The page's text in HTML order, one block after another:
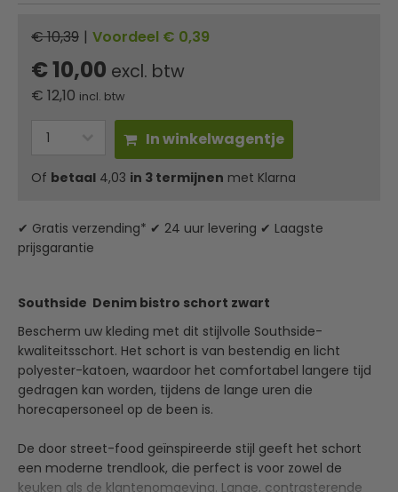
€ 10,39 | Voordeel € 0,39
€ 10,00 excl. btw
€ 12,10 incl. btw
In winkelwagentje
Of betaal 4,03 in 3 termijnen met Klarna
✔ Gratis verzending* ✔ 24 uur levering ✔ Laagste
prijsgarantie
Southside Denim bistro schort zwart
Bescherm uw kleding met dit stijlvolle Southside-
kwaliteitsschort. Het schort is van bestendig en licht
polyester-katoen, waardoor het comfortabel langere tijd
gedragen kan worden, tijdens de lange uren die
horecapersoneel op de been is.
De door street-food geïnspireerde stijl geeft het schort
een moderne trendlook, die perfect is voor zowel de
keuken als de klantenomgeving. Lange, contrasterende